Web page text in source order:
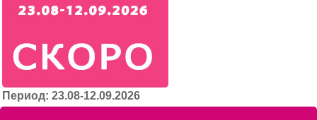
Период: 23.08-12.09.2026